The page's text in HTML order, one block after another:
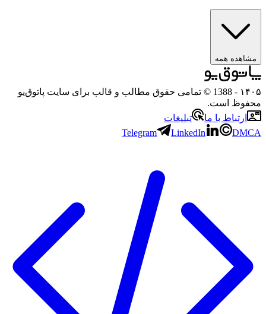
مشاهده همه
۱۴۰۵
- 1388 © تمامی حقوق مطالب و قالب برای سایت پاتوق‌یو
محفوظ است.
ارتباط با ما
تبلیغات
Telegram
LinkedIn DMCA